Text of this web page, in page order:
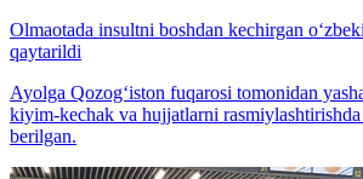
Olmaotada insultni boshdan kechirgan
qaytarildi
Ayolga Qozog‘iston fuqarosi tomonidan
kiyim-kechak va hujjatlarni
berilgan.